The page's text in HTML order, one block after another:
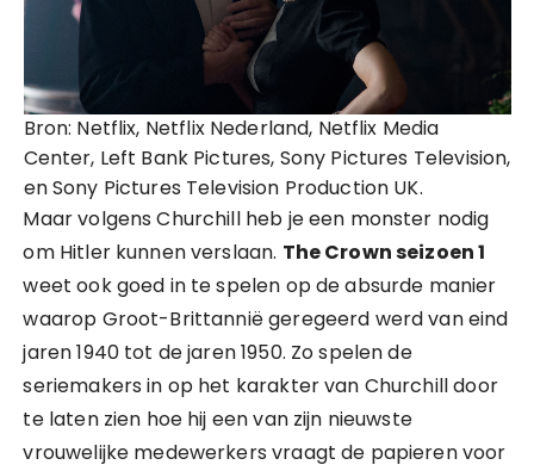
Bron: Netflix, Netflix Nederland, Netflix Media
Center, Left Bank Pictures, Sony Pictures Television,
en Sony Pictures Television Production UK.
Maar volgens Churchill heb je een monster nodig
om Hitler kunnen verslaan. The Crown seizoen 1
weet ook goed in te spelen op de absurde manier
waarop Groot-Brittannië geregeerd werd van eind
jaren 1940 tot de jaren 1950. Zo spelen de
seriemakers in op het karakter van Churchill door
te laten zien hoe hij een van zijn nieuwste
vrouwelijke medewerkers vraagt de papieren voor